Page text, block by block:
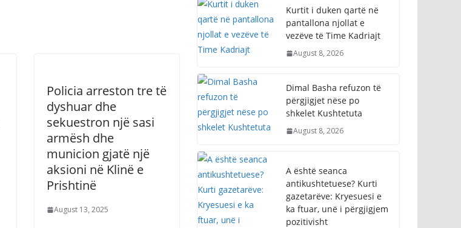
Policia arreston tre të
dyshuar dhe
sekuestron një sasi
armësh dhe
municion gjatë një
aksioni në Klinë e
Prishtinë
August 13, 2025
Kurtit i duken qartë në
pantallona njollat e
vezëve të Time Kadriajt
August 8, 2026
Dimal Basha refuzon të
përgjigjet nëse po
shkelet Kushtetuta
August 8, 2026
A është seanca
antikushtetuese? Kurti
gazetarëve: Kryesuesi e
ka ftuar, unë i përgjigjem
pozitivisht